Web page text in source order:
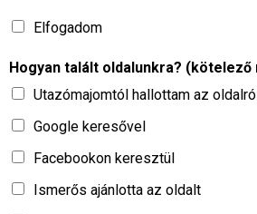
Elfogadom
Hogyan talált oldalunkra? (kötelező
Utazómajomtól hallottam az
Google keresővel
Facebookon keresztül
Ismerős ajánlotta az oldalt